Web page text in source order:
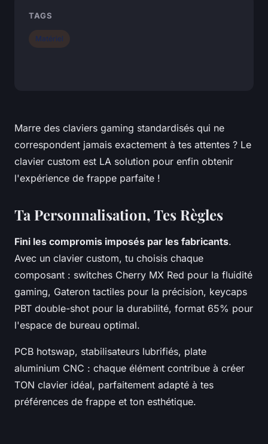
Marre des claviers gaming standardisés qui ne
correspondent jamais exactement à tes attentes ? Le
clavier custom est LA solution pour enfin obtenir
l'expérience de frappe parfaite !
Ta Personnalisation, Tes Règles
Fini les compromis imposés par les fabricants.
Avec un clavier custom, tu choisis chaque
composant : switches Cherry MX Red pour la fluidité
gaming, Gateron tactiles pour la précision, keycaps
PBT double-shot pour la durabilité, format 65% pour
l'espace de bureau optimal.
PCB hotswap, stabilisateurs lubrifiés, plate
aluminium CNC : chaque élément contribue à créer
TON clavier idéal, parfaitement adapté à tes
préférences de frappe et ton esthétique.
TAGS
Matériel